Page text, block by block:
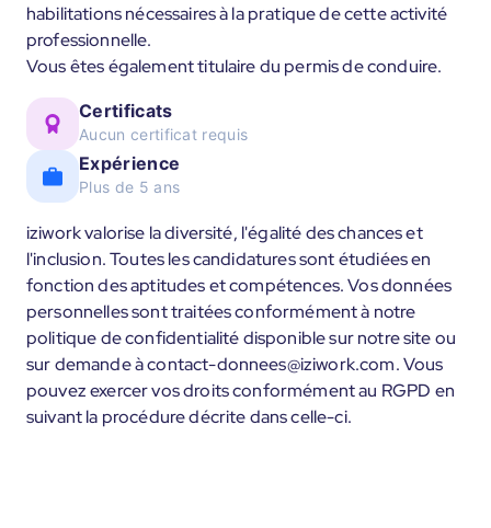
habilitations nécessaires à la pratique de cette activité
professionnelle.
Vous êtes également titulaire du permis de conduire.
Certificats
Aucun certificat requis
Expérience
Plus de 5 ans
iziwork valorise la diversité, l'égalité des chances et
l'inclusion. Toutes les candidatures sont étudiées en
fonction des aptitudes et compétences. Vos données
personnelles sont traitées conformément à notre
politique de confidentialité disponible sur notre site ou
sur demande à contact-donnees@iziwork.com. Vous
pouvez exercer vos droits conformément au RGPD en
suivant la procédure décrite dans celle-ci.